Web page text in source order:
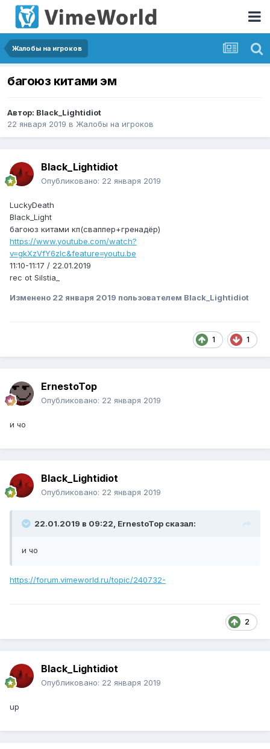
Жалобы на игроков
багоюз китами эм
Автор: Black_Lightidiot
22 января 2019 в Жалобы на игроков
Black_Lightidiot
Опубликовано: 22 января 2019
LuckyDeath
Black_Light
багоюз китами кп(сваппер+гренадёр)
https://www.youtube.com/watch?
v=gkXzVfY6zIc&feature=youtu.be
11:10-11:17 / 22.01.2019
rec ot Silstia_
Изменено 22 января 2019 пользователем Black_Lightidiot
1 1
ErnestoTop
Опубликовано: 22 января 2019
и чо
Black_Lightidiot
Опубликовано: 22 января 2019
22.01.2019 в 09:22, ErnestoTop сказал:
и чо
https://forum.vimeworld.ru/topic/240732-
2
Black_Lightidiot
Опубликовано: 22 января 2019
up